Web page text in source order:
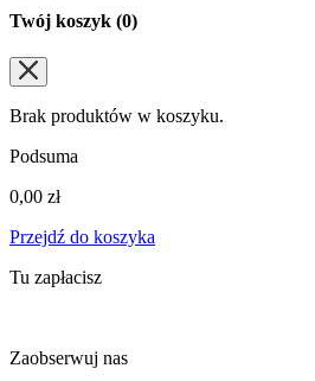
Twój koszyk (0)
Brak produktów w koszyku.
Podsuma
0,00 zł
Przejdź do koszyka
Tu zapłacisz
Zaobserwuj nas